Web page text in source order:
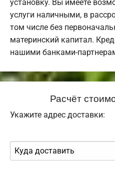
установку. Вы имеете
услуги наличными, в
том числе без
материнский капитал.
нашими банками-
Расчёт
Укажите адрес доставки: